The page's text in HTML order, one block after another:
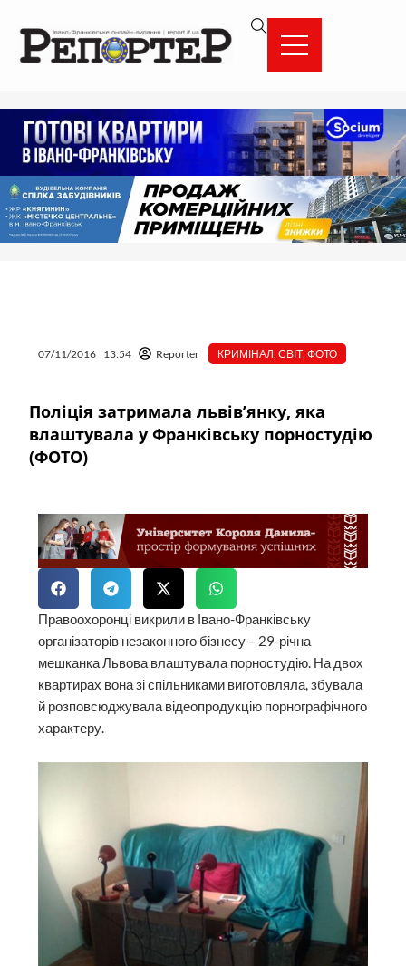
вмісту
07/11/2016 13:54 Reporter КРИМІНАЛ ,СВІТ ,ФОТО
Поліція затримала львів’янку, яка
влаштувала у Франківську порностудію
(ФОТО)
Правоохоронці викрили в Івано-Франківську
організаторів незаконного бізнесу – 29-річна
мешканка Львова влаштувала порностудію. На двох
квартирах вона зі спільниками виготовляла, збувала
й розповсюджувала відеопродукцію порнографічного
характеру.